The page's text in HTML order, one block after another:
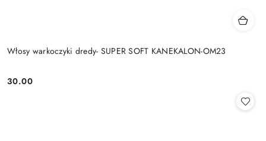
Włosy warkoczyki dredy- SUPER SOFT KANEKALON-OM23
Cena:
30.00